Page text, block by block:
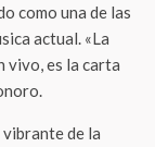
como una de las
actual. «La
vivo, es la carta
de la